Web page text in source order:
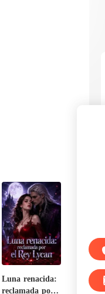
Luna renacida:
reclamada por